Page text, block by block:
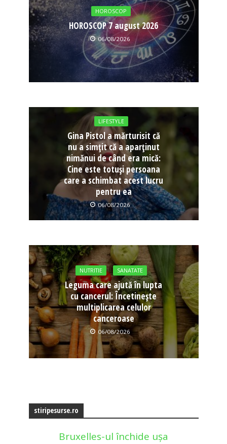
HOROSCOP
HOROSCOP 7 august 2026
06/08/2026
LIFESTYLE
Gina Pistol a mărturisit că
nu a simțit că a aparținut
nimănui de când era mică:
Cine este totuși persoana
care a schimbat acest lucru
pentru ea
06/08/2026
NUTRITIE SANATATE
Leguma care ajută în lupta
cu cancerul: Încetinește
multiplicarea celulor
canceroase
06/08/2026
stiripesurse.ro
Bruxelles-ul închide ușa